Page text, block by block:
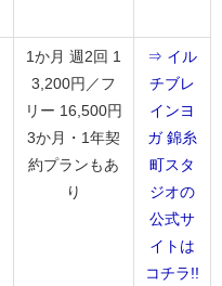
1か月 週2回 1
3,200円／フ
リー 16,500円
3か月・1年契
約プランもあ
り
⇒ イル
チブレ
インヨ
ガ 錦糸
町スタ
ジオの
公式サ
イトは
コチラ!!